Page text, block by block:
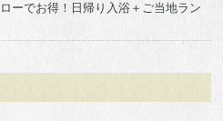
ーでお得！日帰り入浴＋ご当地ラン